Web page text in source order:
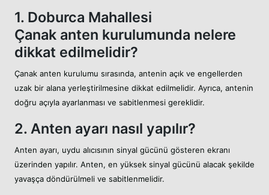
1. Doburca Mahallesi
Çanak anten kurulumunda nelere
dikkat edilmelidir?
Çanak anten kurulumu sırasında, antenin açık ve engellerden
uzak bir alana yerleştirilmesine dikkat edilmelidir. Ayrıca, antenin
doğru açıyla ayarlanması ve sabitlenmesi gereklidir.
2. Anten ayarı nasıl yapılır?
Anten ayarı, uydu alıcısının sinyal gücünü gösteren ekranı
üzerinden yapılır. Anten, en yüksek sinyal gücünü alacak şekilde
yavaşça döndürülmeli ve sabitlenmelidir.